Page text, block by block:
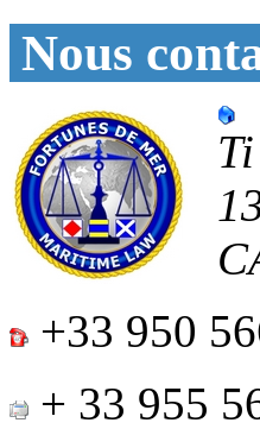
Nous
+33 950
+ 33 955